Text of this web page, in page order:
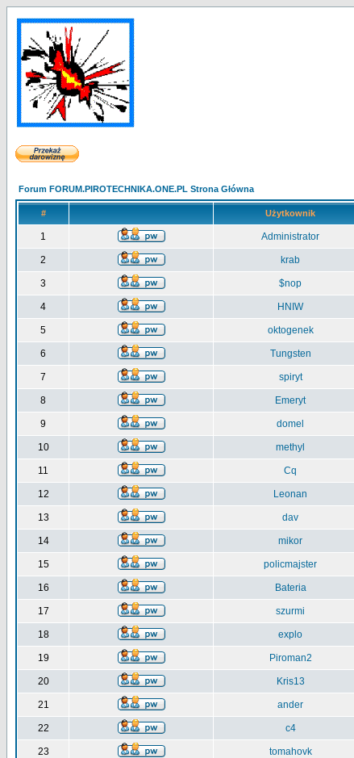
Forum FORUM.PIROTECHNIKA.ONE.PL Strona Główna
# Użytkownik
1 Administrator
2 krab
3 $nop
4 HNIW
5 oktogenek
6 Tungsten
7 spiryt
8 Emeryt
9 domel
10 methyl
11 Cq
12 Leonan
13 dav
14 mikor
15 policmajster
16 Bateria
17 szurmi
18 explo
19 Piroman2
20 Kris13
21 ander
22 c4
23 tomahovk